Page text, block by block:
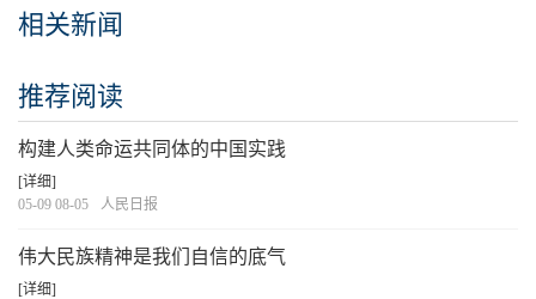
相关新闻
推荐阅读
构建人类命运共同体的中国实践
[详细]
05-09 08-05
人民日报
伟大民族精神是我们自信的底气
[详细]